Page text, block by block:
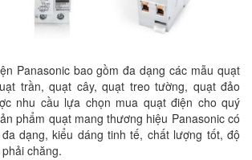
Panasonic bao gồm đa dạng các mẫu quạt
trần, quạt cây, quạt treo tường, quạt đảo
nhu cầu lựa chọn mua quạt điện cho quý
phẩm quạt mang thương hiệu Panasonic có
dạng, kiểu dáng tinh tế, chất lượng tốt, độ
chăng.